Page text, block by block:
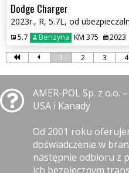
Dodge Charger
2023r., R, 5.7L, od
5.7 Benzyna KM 375 2023
1 2 3 4
AMER-POL Sp. z
USA i Kanady
Od 2001 roku
doświadczenie w
następnie odbioru z
ich bezpiecznym